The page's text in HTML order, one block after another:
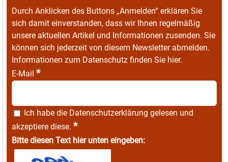
Durch Anklicken des Buttons „Anmelden“ erklären Sie
sich damit einverstanden, dass wir Ihnen regelmäßig
unsere aktuellen Artikel und Informationen zusenden. Sie
können sich jederzeit von diesem Newsletter abmelden.
Informationen zum Datenschutz finden Sie hier.
E-Mail *
Ich habe die Datenschutzerklärung gelesen und
akzeptiere diese. *
Bitte diesen Text hier unten eingeben: